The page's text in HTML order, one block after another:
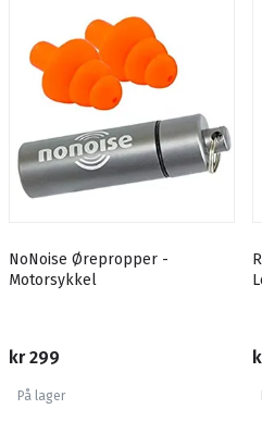
NoNoise Ørepropper -
Motorsykkel
kr 299
På lager